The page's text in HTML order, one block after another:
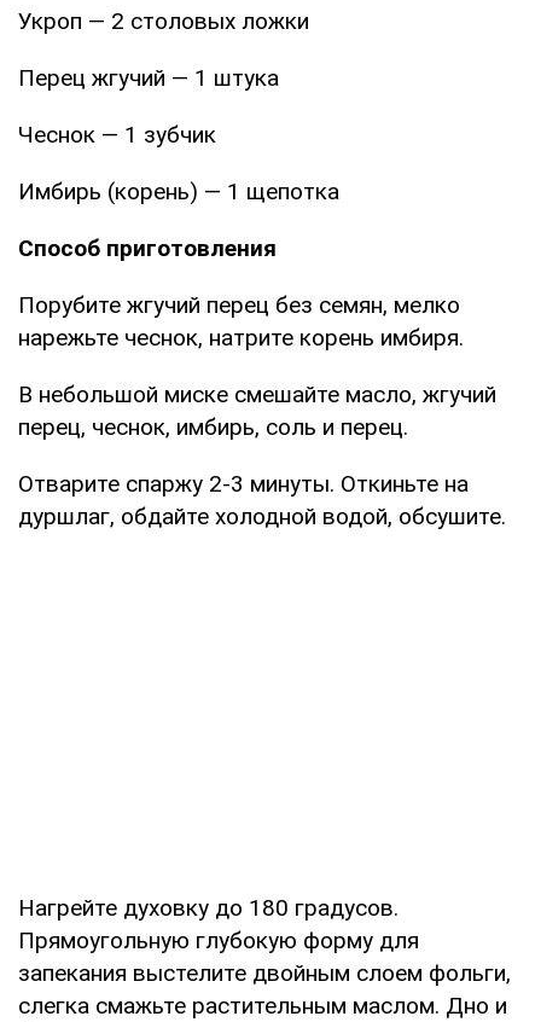
Укроп — 2 столовых ложки
Перец жгучий — 1 штука
Чеснок — 1 зубчик
Имбирь (корень) — 1 щепотка
Способ приготовления
Порубите жгучий перец без семян, мелко
нарежьте чеснок, натрите корень имбиря.
В небольшой миске смешайте масло, жгучий
перец, чеснок, имбирь, соль и перец.
Отварите спаржу 2-3 минуты. Откиньте на
дуршлаг, обдайте холодной водой, обсушите.
Нагрейте духовку до 180 градусов.
Прямоугольную глубокую форму для
запекания выстелите двойным слоем фольги,
слегка смажьте растительным маслом. Дно и